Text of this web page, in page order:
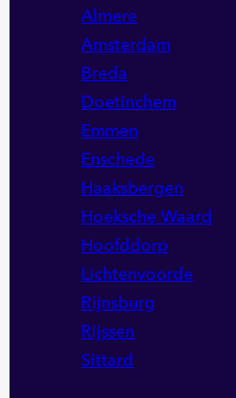
Almere
Amsterdam
Breda
Doetinchem
Emmen
Enschede
Haaksbergen
Hoeksche Waard
Hoofddorp
Lichtenvoorde
Rijnsburg
Rijssen
Sittard